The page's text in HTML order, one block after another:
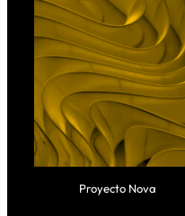
Proyecto Nova